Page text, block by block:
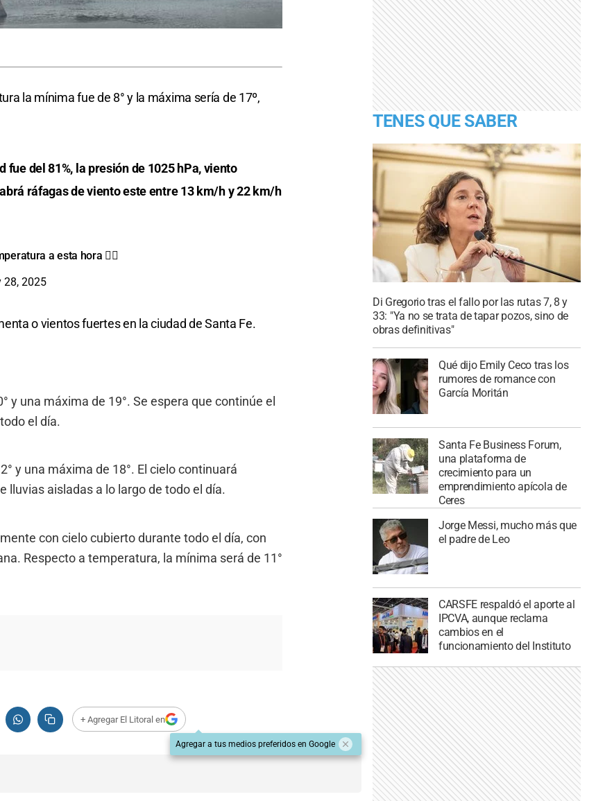
la mínima fue de 8° y la máxima sería de 17º,
del 81%, la presión de 1025 hPa, viento
ráfagas de viento este entre 13 km/h y 22 km/h
a esta hora 👇🏽
28, 2025
o vientos fuertes en la ciudad de Santa Fe.
y una máxima de 19°. Se espera que continúe el
el día.
y una máxima de 18°. El cielo continuará
lluvias aisladas a lo largo de todo el día.
con cielo cubierto durante todo el día, con
Respecto a temperatura, la mínima será de 11°
+ Agregar El Litoral en
Agregar a tus medios preferidos en Google
TENES QUE SABER
Di Gregorio tras el fallo por las rutas 7, 8 y
33: "Ya no se trata de tapar pozos, sino de
obras definitivas"
Qué dijo Emily Ceco tras los
rumores de romance con
García Moritán
Santa Fe Business Forum,
una plataforma de
crecimiento para un
emprendimiento apícola de
Ceres
Jorge Messi, mucho más que
el padre de Leo
CARSFE respaldó el aporte al
IPCVA, aunque reclama
cambios en el
funcionamiento del Instituto